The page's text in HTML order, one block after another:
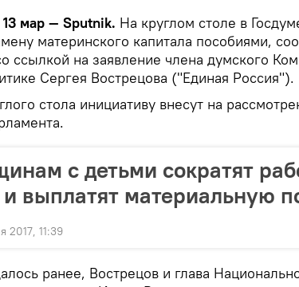
мар — Sputnik. На круглом столе в
материнского капитала пособиями,
ссылкой на заявление члена думского
Сергея Вострецова ("Единая Россия").
стола инициативу внесут на
с детьми сократят
выплатят материальную
2017, 11:39
ранее, Вострецов и глава